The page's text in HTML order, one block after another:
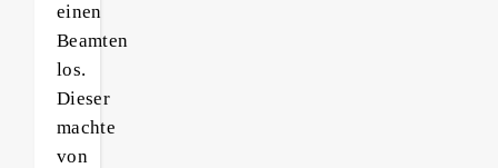
einen
Beamten
los.
Dieser
machte
von